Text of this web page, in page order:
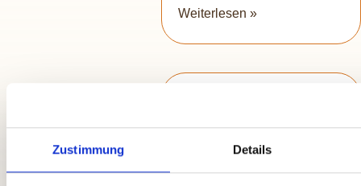
Zustimmung Details
Weiterlesen »